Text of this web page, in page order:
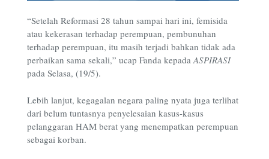
“Setelah Reformasi 28 tahun sampai hari ini, femisida
atau kekerasan terhadap perempuan, pembunuhan
terhadap perempuan, itu masih terjadi bahkan tidak ada
perbaikan sama sekali,” ucap Fanda kepadaASPIRASI
pada Selasa, (19/5).
Lebih lanjut, kegagalan negara paling nyata juga terlihat
dari belum tuntasnya penyelesaian kasus-kasus
pelanggaran HAM berat yang menempatkan perempuan
sebagai korban.